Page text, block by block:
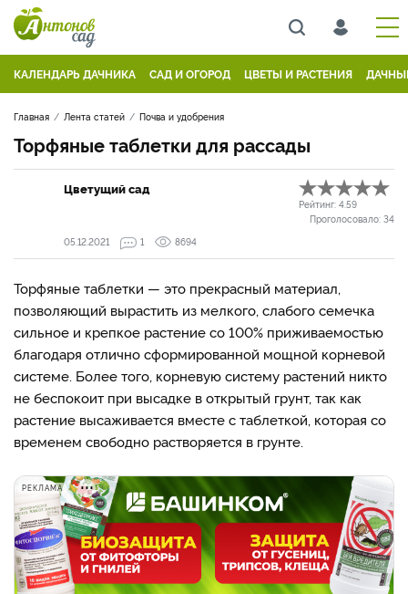
КАЛЕНДАРЬ ДАЧНИКА САД И ОГОРОД ЦВЕТЫ И РАСТЕНИЯ
Главная Лента статей Почва и удобрения
Торфяные таблетки для рассады
Цветущий сад
Рейтинг: 4.59
Проголосовало: 34
05.12.2021
1 8694
Торфяные таблетки — это прекрасный материал,
позволяющий вырастить из мелкого, слабого семечка
сильное и крепкое растение со 100% приживаемостью
благодаря отлично сформированной мощной корневой
системе. Более того, корневую систему растений никто
не беспокоит при высадке в открытый грунт, так как
растение высаживается вместе с таблеткой, которая со
временем свободно растворяется в грунте.
РЕКЛАМА